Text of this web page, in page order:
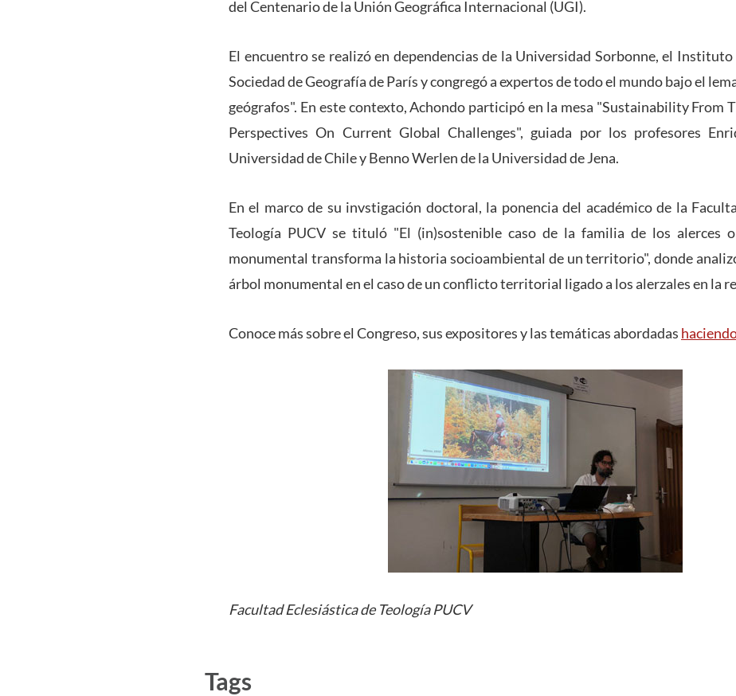
del Centenario de la Unión Geográfica Internacional (UGI).
El encuentro se realizó en dependencias de la Universidad Sorbonne, el
Sociedad de Geografía de París y congregó a expertos de todo el mundo bajo el
geógrafos". En este contexto, Achondo participó en la mesa "Sustainability From
Perspectives On Current Global Challenges", guiada por los profesores
Universidad de Chile y Benno Werlen de la Universidad de Jena.
En el marco de su invstigación doctoral, la ponencia del académico de la
Teología PUCV se tituló "El (in)sostenible caso de la familia de los alerces
monumental transforma la historia socioambiental de un territorio", donde
árbol monumental en el caso de un conflicto territorial ligado a los alerzales en la
Conoce más sobre el Congreso, sus expositores y las temáticas abordadas
Facultad Eclesiástica de Teología PUCV
Tags